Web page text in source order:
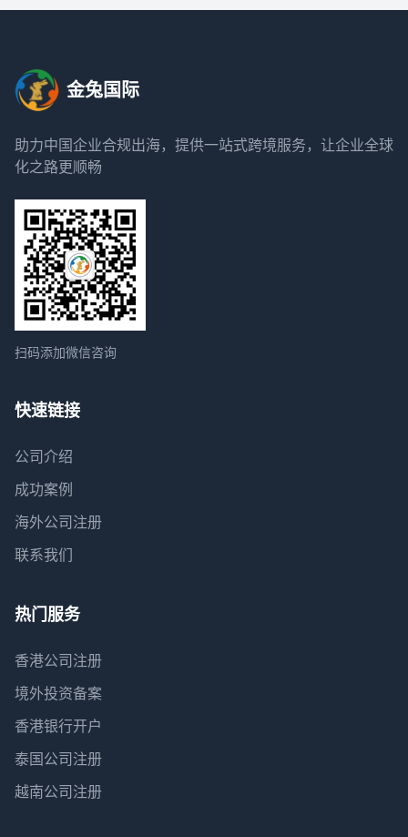
金兔国际
助力中国企业合规出海，提供一站式跨境服务，让企业全球
化之路更顺畅
扫码添加微信咨询
快速链接
公司介绍
成功案例
海外公司注册
联系我们
热门服务
香港公司注册
境外投资备案
香港银行开户
泰国公司注册
越南公司注册